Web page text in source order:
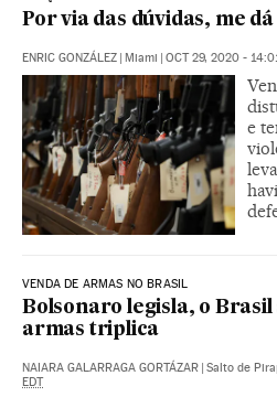
Por via das dúvidas, me
ENRIC GONZÁLEZ | Miami | OCT 29, 2020 -
e
VENDA DE ARMAS NO BRASIL
Bolsonaro legisla, o
armas triplica
NAIARA GALARRAGA GORTÁZAR | Salto de
EDT